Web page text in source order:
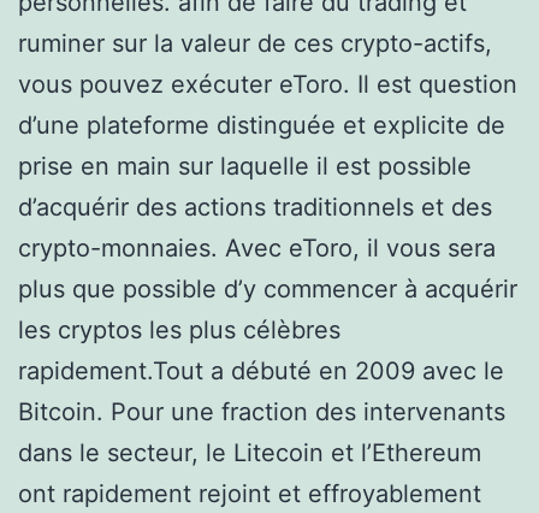
ruminer sur la valeur de ces crypto-actifs,
vous pouvez exécuter eToro. Il est question
d’une plateforme distinguée et explicite de
prise en main sur laquelle il est possible
d’acquérir des actions traditionnels et des
crypto-monnaies. Avec eToro, il vous sera
plus que possible d’y commencer à acquérir
les cryptos les plus célèbres
rapidement.Tout a débuté en 2009 avec le
Bitcoin. Pour une fraction des intervenants
dans le secteur, le Litecoin et l’Ethereum
ont rapidement rejoint et effroyablement